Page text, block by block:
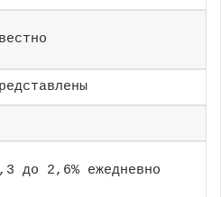
до 2,6% ежедневно